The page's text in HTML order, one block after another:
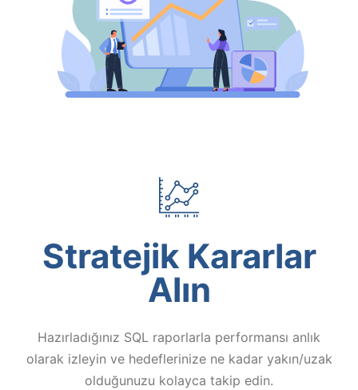
Stratejik Kararlar
Alın
Hazırladığınız SQL raporlarla performansı anlık
olarak izleyin ve hedeflerinize ne kadar yakın/uzak
olduğunuzu kolayca takip edin.